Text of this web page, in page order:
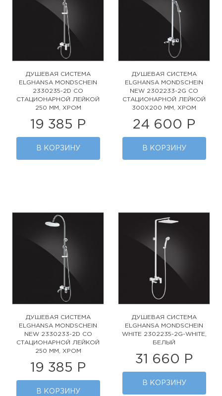
ДУШЕВАЯ СИСТЕМА
ELGHANSA MONDSCHEIN
2330235-2D СО
СТАЦИОНАРНОЙ ЛЕЙКОЙ
250 ММ, ХРОМ
19 385 Р
В КОРЗИНУ
ДУШЕВАЯ СИСТЕМА
ELGHANSA MONDSCHEIN
NEW 2302233-2G СО
СТАЦИОНАРНОЙ ЛЕЙКОЙ
300X200 ММ, ХРОМ
24 600 Р
В КОРЗИНУ
ДУШЕВАЯ СИСТЕМА
ELGHANSA MONDSCHEIN
NEW 2330233-2D СО
СТАЦИОНАРНОЙ ЛЕЙКОЙ
250 ММ, ХРОМ
19 385 Р
В КОРЗИНУ
ДУШЕВАЯ СИСТЕМА
ELGHANSA MONDSCHEIN
WHITE 2302235-2G-WHITE,
БЕЛЫЙ
31 660 Р
В КОРЗИНУ